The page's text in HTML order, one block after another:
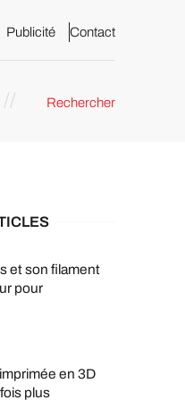
Publicité Contact
Rechercher
et son filament
pour
en 3D
plus